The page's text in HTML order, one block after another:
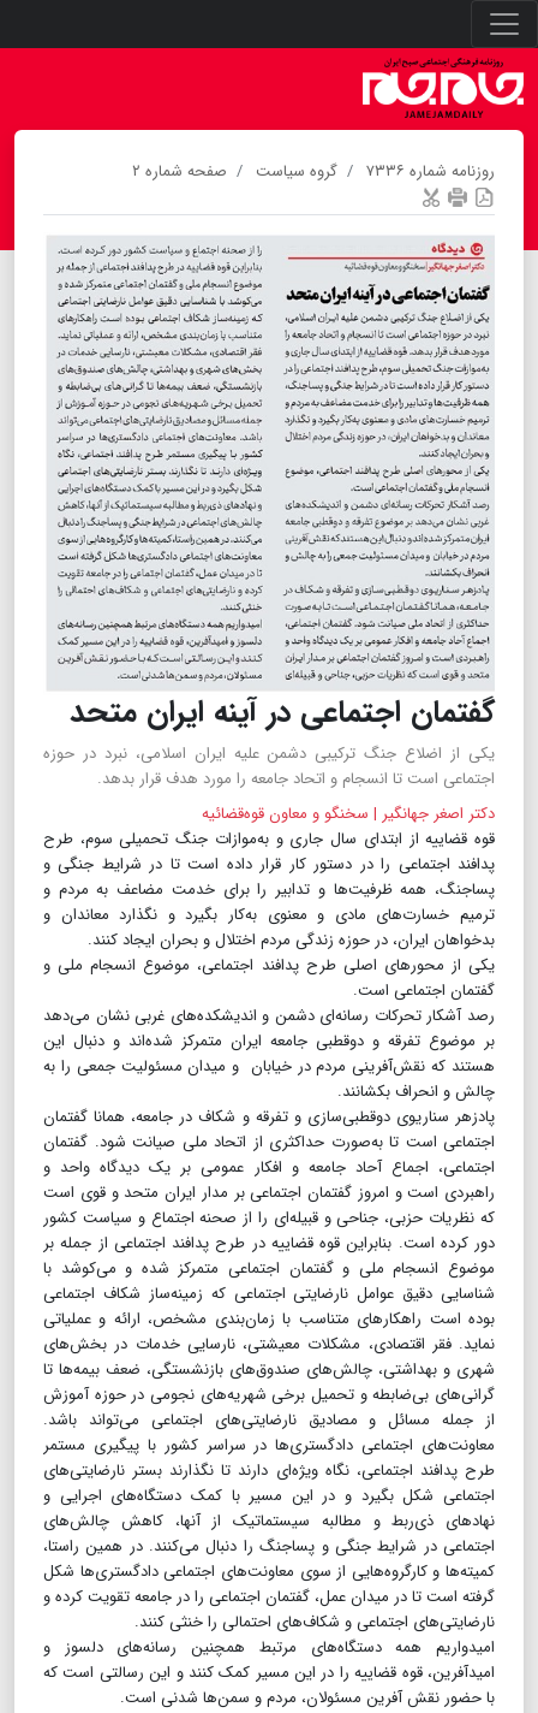
روزنامه شماره ۷۳۳۶ گروه سیاست صفحه شماره ۲
گفتمان اجتماعی در آینه ایران متحد
یکی از اضلاع جنگ ترکیبی دشمن علیه ایران اسلامی، نبرد در حوزه
اجتماعی است تا انسجام و اتحاد جامعه را مورد هدف قرار بدهد.
دکتر اصغر جهانگیر‌ | سخنگو و معاون قوه‌قضائیه
قوه قضاییه از ابتدای سال جاری و به‌موازات جنگ تحمیلی سوم، طرح
پدافند اجتماعی را در دستور کار قرار داده است تا در شرایط جنگی و
پساجنگ، همه ظرفیت‌ها و تدابیر را برای خدمت مضاعف به مردم و
ترمیم خسارت‌های مادی و معنوی به‌کار بگیرد و نگذارد معاندان و
بدخواهان ایران، در حوزه زندگی مردم اختلال و بحران ایجاد کنند.
یکی از محورهای اصلی طرح پدافند اجتماعی، موضوع انسجام ملی و
گفتمان اجتماعی است.
رصد آشکار تحرکات رسانه‌ای دشمن و اندیشکده‌های غربی نشان می‌دهد
بر موضوع تفرقه و دوقطبی جامعه ایران متمرکز شده‌اند و ‌دنبال این
هستند که نقش‌آفرینی مردم در خیابان و میدان مسئولیت جمعی را به
چالش و انحراف بکشانند.
پادزهر سناریوی دوقطبی‌سازی و تفرقه و شکاف در جامعه، همانا گفتمان
اجتماعی است تا به‌صورت حداکثری از اتحاد ملی صیانت شود. گفتمان
اجتماعی، اجماع آحاد جامعه و افکار عمومی بر یک دیدگاه واحد و
راهبردی است و امروز گفتمان اجتماعی بر مدار ایران متحد و قوی است
که نظریات حزبی، جناحی و قبیله‌ای را از صحنه اجتماع و سیاست کشور
دور کرده است. بنابراین قوه قضاییه در طرح پدافند اجتماعی از جمله بر
موضوع انسجام ملی و گفتمان اجتماعی متمرکز شده و می‌کوشد با
شناسایی دقیق عوامل نارضایتی اجتماعی که زمینه‌ساز شکاف اجتماعی
بوده است راهکارهای متناسب با زمان‌بندی مشخص، ارائه و عملیاتی
نماید. فقر اقتصادی، مشکلات معیشتی، نارسایی خدمات در بخش‌های
شهری و بهداشتی، چالش‌های صندوق‌های بازنشستگی، ضعف بیمه‌ها تا
گرانی‌های بی‌ضابطه و تحمیل برخی شهریه‌های نجومی در حوزه آموزش
از جمله مسائل و مصادیق نارضایتی‌های اجتماعی می‌تواند باشد.
معاونت‌های اجتماعی دادگستری‌ها در سراسر کشور با پیگیری مستمر
طرح پدافند اجتماعی، نگاه ویژه‌ای دارند تا نگذارند بستر نارضایتی‌های
اجتماعی شکل بگیرد و در این مسیر با کمک دستگاه‌های اجرایی و
نهادهای ذی‌ربط و مطالبه سیستماتیک از آنها، کاهش چالش‌های
اجتماعی در شرایط جنگی و پساجنگ را دنبال می‌کنند. در همین راستا،
کمیته‌ها و کارگروه‌هایی از سوی معاونت‌های اجتماعی دادگستری‌ها شکل
گرفته است تا در میدان عمل، گفتمان اجتماعی را در جامعه تقویت کرده و
نارضایتی‌های اجتماعی و شکاف‌های احتمالی را خنثی کنند.
امیدواریم همه دستگاه‌های مرتبط همچنین رسانه‌های دلسوز و
امیدآفرین، قوه قضاییه را در این مسیر کمک کنند و این رسالتی است که
با حضور نقش آفرین مسئولان، مردم و سمن‌ها شدنی است.